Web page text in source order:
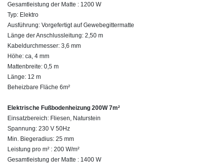
Gesamtleistung der Matte : 1200 W
Typ: Elektro
Ausführung: Vorgefertigt auf Gewebegittermatte
Länge der Anschlussleitung: 2,50 m
Kabeldurchmesser: 3,6 mm
Höhe: ca, 4 mm
Mattenbreite: 0,5 m
Länge: 12 m
Beheizbare Fläche 6m²
Elektrische Fußbodenheizung 200W 7m²
Einsatzbereich: Fliesen, Naturstein
Spannung: 230 V 50Hz
Min. Biegeradius: 25 mm
Leistung pro m² : 200 W/m²
Gesamtleistung der Matte : 1400 W